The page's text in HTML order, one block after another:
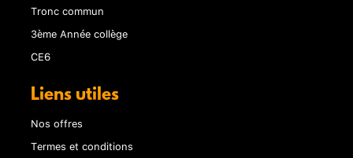
Tronc commun
3ème Année collège
CE6
Liens utiles
Nos offres
Termes et conditions